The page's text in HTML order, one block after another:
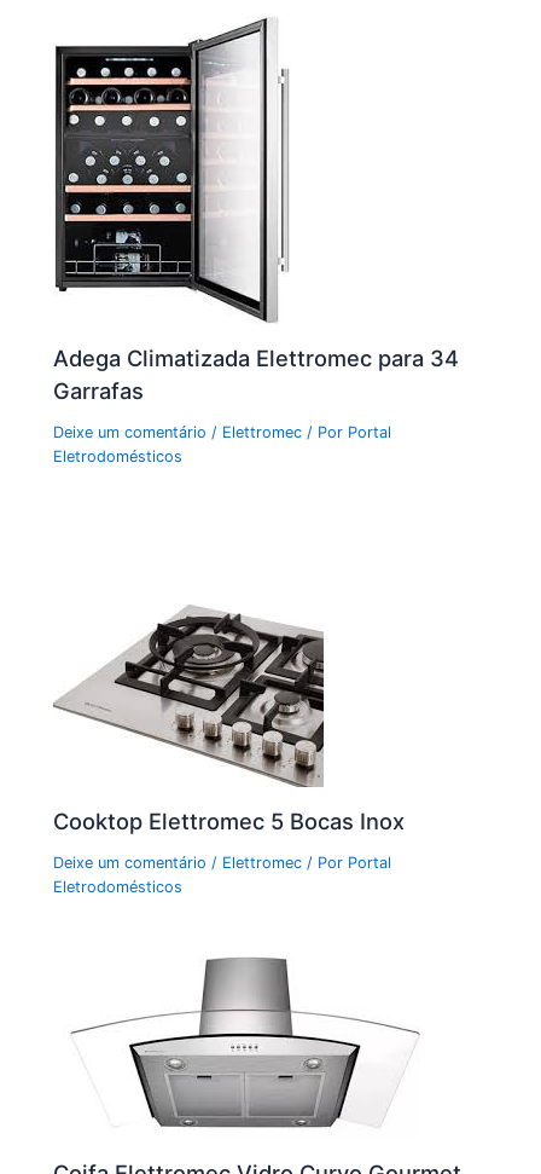
Adega Climatizada Elettromec para 34
Garrafas
Deixe um comentário / Elettromec / Por Portal
Eletrodomésticos
Cooktop Elettromec 5 Bocas Inox
Deixe um comentário / Elettromec / Por Portal
Eletrodomésticos